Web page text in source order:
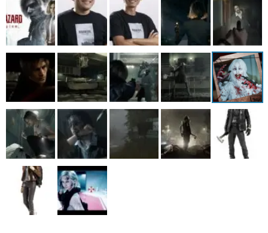
女性向け
アプリレビュー
その他
電ファミニコゲーマーとは？
運営：株式会社マレ